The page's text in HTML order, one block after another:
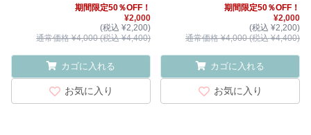
期間限定50％OFF！
¥2,000
(税込 ¥2,200)
通常価格 ¥4,000 (税込 ¥4,400)
カゴに入れる
お気に入り
期間限定50％OFF！
¥2,000
(税込 ¥2,200)
通常価格 ¥4,000 (税込 ¥4,400)
カゴに入れる
お気に入り